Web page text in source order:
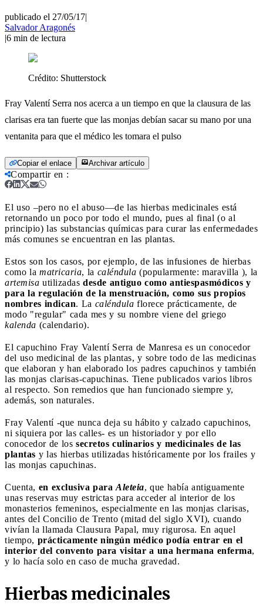
publicado el 27/05/17|
Salvador Aragonés
|6 min de lectura
Crédito: Shutterstock
Fray Valentí Serra nos acerca a un tiempo en que la clausura de las
clarisas era tan fuerte que las monjas debían sacar su mano por una
ventanita para que el médico les tomara el pulso
Copiar el enlace Archivar artículo
Compartir en :
El uso –pero no el abuso—de las hierbas medicinales está
retornando un poco por todo el mundo, pues al final (o al
principio) las substancias químicas para curar las enfermedades
más comunes se encuentran en las plantas.
Estos son los casos, por ejemplo, de las infusiones de hierbas
como la matricaria, la caléndula (popularmente: maravilla ), la
artemisa utilizadas desde antiguo como antiespasmódicos y
para la regulación de la menstruación, como sus propios
nombres indican. La caléndula florece prácticamente, de
modo "regular" cada mes y su nombre viene del griego
kalenda (calendario).
El capuchino Fray Valentí Serra de Manresa es un conocedor
del uso medicinal de las plantas, y sobre todo de las medicinas
que elaboran y han elaborado los padres capuchinos y también
las monjas clarisas-capuchinas. Tiene publicados varios libros
al respecto. Son remedios que han funcionado siempre y,
además, son naturales.
Fray Valentí -que nunca deja su hábito y calzado capuchinos,
ni siquiera por las calles- es un historiador y por ello
conocedor de los secretos culinarios y medicinales de las
plantas y las hierbas utilizadas históricamente por los frailes y
las monjas capuchinas.
Cuenta, en exclusiva para Aleteia, que había antiguamente
unas reservas muy estrictas para acceder al interior de los
monasterios femeninos, especialmente en las monjas clarisas,
antes del Concilio de Trento (mitad del siglo XVI), cuando
vivían la llamada Clausura Papal, muy rigurosa. En aquel
tiempo, prácticamente ningún médico podía entrar en el
interior del convento para visitar a una hermana enferma,
y lo hacía solo en caso de mucha gravedad.
Hierbas medicinales